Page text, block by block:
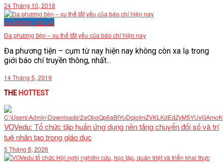
24 Tháng 10, 2018
Hoạt động đào tạo
Đa phương tiện – xu thế tất yếu của báo chí hiện nay
Đa phương tiện – cụm từ nay hiện nay không còn xa lạ trong
giới báo chí truyền thông, nhất...
14 Tháng 5, 2019
THE HOTTEST
VOVedu: Tổ chức tập huấn ứng dụng nền tảng chuyển đổi số và trí
tuệ nhân tạo trong giáo dục
5 Tháng 8, 2026